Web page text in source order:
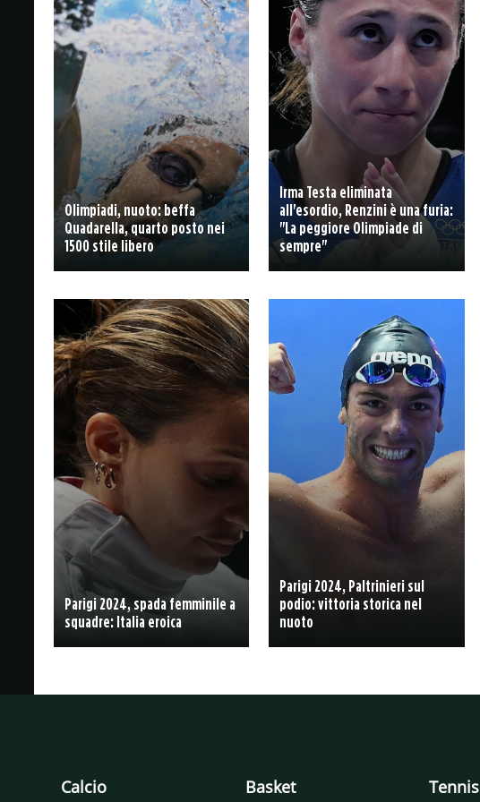
Olimpiadi, nuoto: beffa
Quadarella, quarto posto nei
1500 stile libero
Irma Testa eliminata
all'esordio, Renzini è una furia:
"La peggiore Olimpiade di
sempre"
Parigi 2024, spada femminile a
squadre: Italia eroica
Parigi 2024, Paltrinieri sul
podio: vittoria storica nel
nuoto
Calcio Basket Tennis